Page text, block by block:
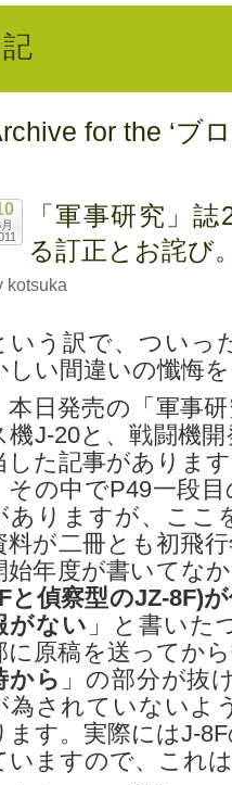
for the ‘ブ
「軍事研究」
る訂正とお詫び
kotsuka
いう訳で、ついっ
しい間違いの懺悔
日発売の「軍事
機J-20と、戦闘機
した記事がありま
の中でP49一段目
ありますが、ここ
料が二冊とも初飛
始年度が書いてな
と偵察型のJZ-8F)
がない 」と書いた
に原稿を送ってか
から 」の部分が抜
為されていないよ
ます。実際にはJ-
いますので、これ